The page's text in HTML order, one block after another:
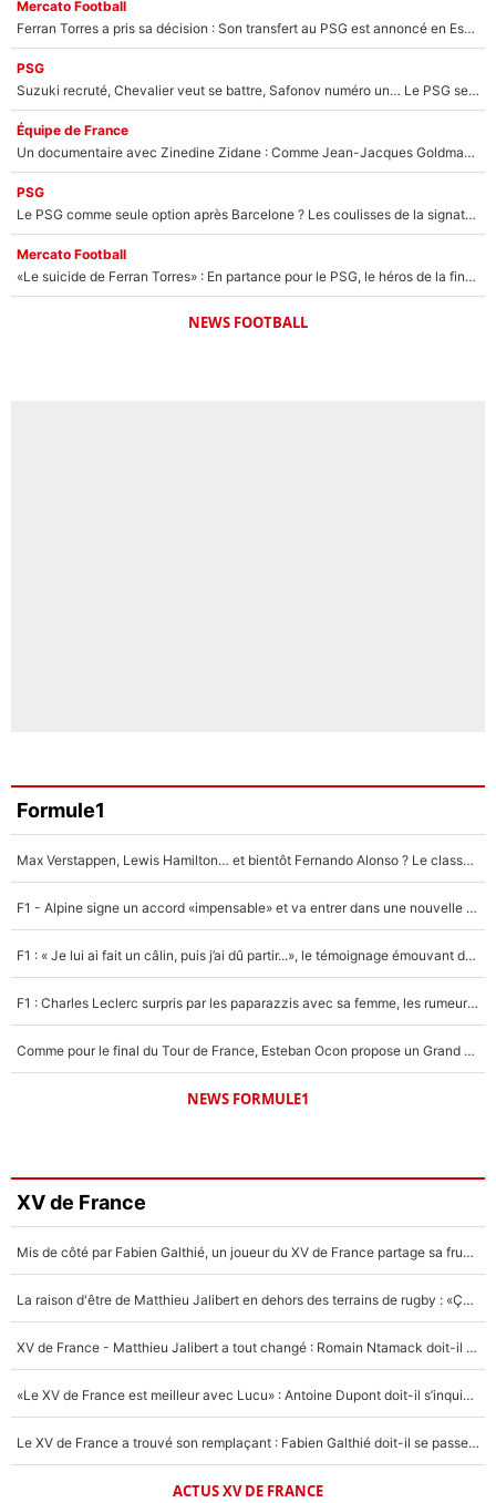
Mercato Football
Ferran Torres a pris sa décision : Son transfert au PSG est annoncé en Espagne !
PSG
Suzuki recruté, Chevalier veut se battre, Safonov numéro un… Le PSG se lance encore dans un gros chantier pour le poste de gardien de but
Équipe de France
Un documentaire avec Zinedine Zidane : Comme Jean-Jacques Goldman et Mylène Farmer, le nouveau sélectionneur de l'équipe de France a recalé une journaliste très connue
PSG
Le PSG comme seule option après Barcelone ? Les coulisses de la signature historique de Lionel Messi sont révélées au grand jour !
Mercato Football
«Le suicide de Ferran Torres» : En partance pour le PSG, le héros de la finale de la Coupe du monde s'attire les foudres de la presse espagnole !
NEWS FOOTBALL
Formule1
Max Verstappen, Lewis Hamilton… et bientôt Fernando Alonso ? Le classement des pilotes les mieux payés en Formule 1 risque de changer !
F1 - Alpine signe un accord «impensable» et va entrer dans une nouvelle dimension : Grande nouvelle pour Pierre Gasly !
F1 : « Je lui ai fait un câlin, puis j’ai dû partir...», le témoignage émouvant de Max Verstappen sur sa fille
F1 : Charles Leclerc surpris par les paparazzis avec sa femme, les rumeurs étaient vraies !
Comme pour le final du Tour de France, Esteban Ocon propose un Grand Prix de Formule 1 à Paris : «Autour de l’Arc de Triomphe, ce serait génial» !
NEWS FORMULE1
XV de France
Mis de côté par Fabien Galthié, un joueur du XV de France partage sa frustration : «ils ne me l’ont pas dit tout de suite»
La raison d'être de Matthieu Jalibert en dehors des terrains de rugby : «Ça m'atteint autant que si tu touches à un membre de ma famille»
XV de France - Matthieu Jalibert a tout changé : Romain Ntamack doit-il s’inquiéter pour sa place à un an de la Coupe du monde ?
«Le XV de France est meilleur avec Lucu» : Antoine Dupont doit-il s’inquiéter pour sa place ?
Le XV de France a trouvé son remplaçant : Fabien Galthié doit-il se passer d'Antoine Dupont ?
ACTUS XV DE FRANCE